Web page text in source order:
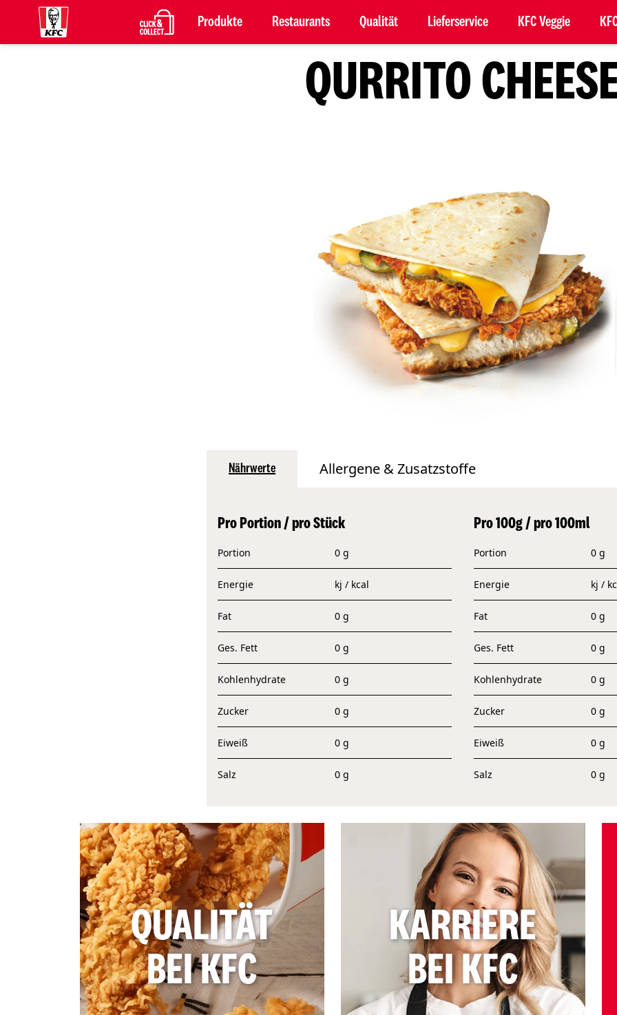
Produkte Restaurants Qualität Lieferservice KFC Veggie
QURRITO
Nährwerte Allergene & Zusatzstoffe
Pro Portion / pro Stück
Portion 0 g
Energie kj / kcal
Fat 0 g
Ges. Fett 0 g
Kohlenhydrate 0 g
Zucker 0 g
Eiweiß 0 g
Salz 0 g
Pro 100g / pro 100ml
Portion 0 g
Energie kj /
Fat 0 g
Ges. Fett 0 g
Kohlenhydrate 0 g
Zucker 0 g
Eiweiß 0 g
Salz 0 g
QUALITÄT
BEI KFC
KARRIERE
BEI KFC